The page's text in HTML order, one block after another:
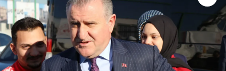
SOSYAL YARDIMLAR
SPONSORLU YAZI
SPOR